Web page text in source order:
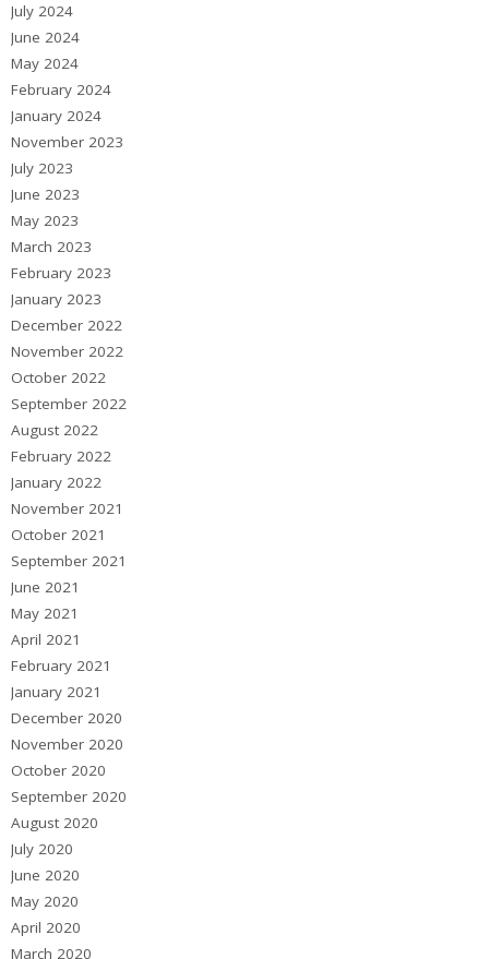
July 2024
June 2024
May 2024
February 2024
January 2024
November 2023
July 2023
June 2023
May 2023
March 2023
February 2023
January 2023
December 2022
November 2022
October 2022
September 2022
August 2022
February 2022
January 2022
November 2021
October 2021
September 2021
June 2021
May 2021
April 2021
February 2021
January 2021
December 2020
November 2020
October 2020
September 2020
August 2020
July 2020
June 2020
May 2020
April 2020
March 2020